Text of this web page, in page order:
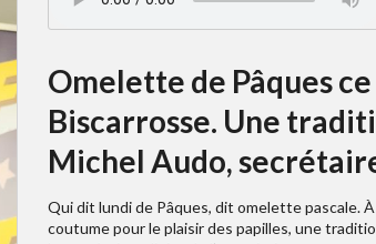
Omelette de Pâques
Biscarrosse. Une
Michel Audo,
Qui dit lundi de Pâques, dit omelette pascale.
coutume pour le plaisir des papilles, une